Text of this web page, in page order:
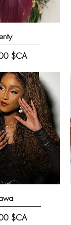
rapide
$CA
rapide
$CA